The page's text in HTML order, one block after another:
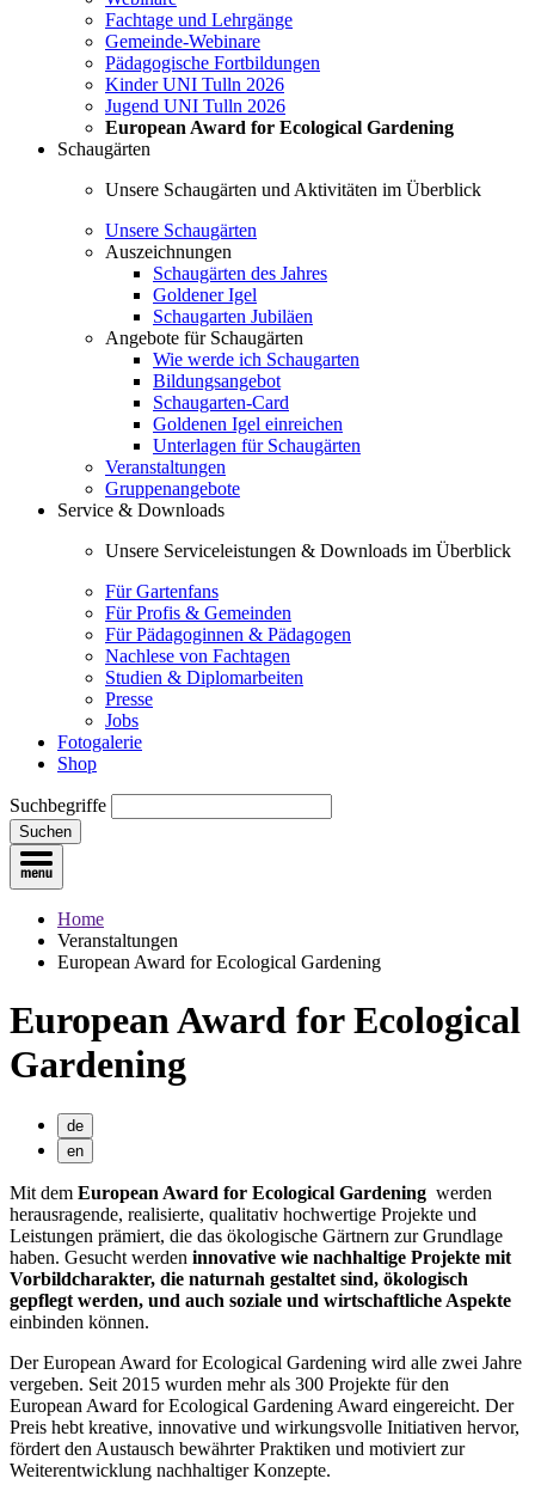
Fachtage und Lehrgänge
Gemeinde-Webinare
Pädagogische Fortbildungen
Kinder UNI Tulln 2026
Jugend UNI Tulln 2026
European Award for Ecological Gardening
Schaugärten
Unsere Schaugärten und Aktivitäten im Überblick
Unsere Schaugärten
Auszeichnungen
Schaugärten des Jahres
Goldener Igel
Schaugarten Jubiläen
Angebote für Schaugärten
Wie werde ich Schaugarten
Bildungsangebot
Schaugarten-Card
Goldenen Igel einreichen
Unterlagen für Schaugärten
Veranstaltungen
Gruppenangebote
Service & Downloads
Unsere Serviceleistungen & Downloads im Überblick
Für Gartenfans
Für Profis & Gemeinden
Für Pädagoginnen & Pädagogen
Nachlese von Fachtagen
Studien & Diplomarbeiten
Presse
Jobs
Fotogalerie
Shop
Suchbegriffe
Suchen
Home
Veranstaltungen
European Award for Ecological Gardening
European Award for Ecological
Gardening
de
en
Mit dem European Award for Ecological Gardening werden
herausragende, realisierte, qualitativ hochwertige Projekte und
Leistungen prämiert, die das ökologische Gärtnern zur Grundlage
haben. Gesucht werden innovative wie nachhaltige Projekte mit
Vorbildcharakter, die naturnah gestaltet sind, ökologisch
gepflegt werden, und auch soziale und wirtschaftliche Aspekte
einbinden können.
Der European Award for Ecological Gardening wird alle zwei Jahre
vergeben. Seit 2015 wurden mehr als 300 Projekte für den
European Award for Ecological Gardening Award eingereicht. Der
Preis hebt kreative, innovative und wirkungsvolle Initiativen hervor,
fördert den Austausch bewährter Praktiken und motiviert zur
Weiterentwicklung nachhaltiger Konzepte.